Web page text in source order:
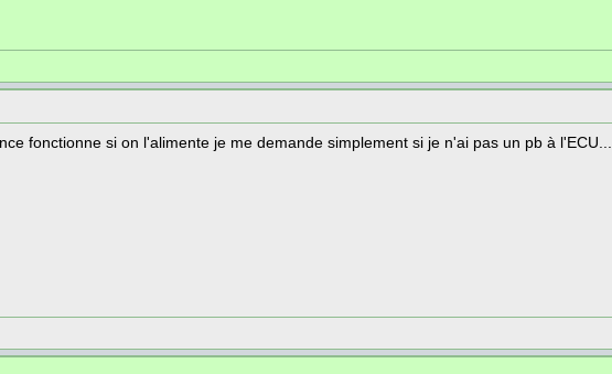
fonctionne si on l'alimente je me demande simplement si je n'ai pas un pb à l'ECU...